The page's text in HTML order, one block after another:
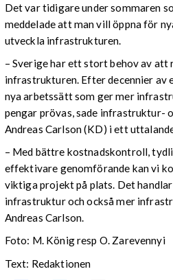
Det var tidigare under sommaren
meddelade att man vill öppna för
utveckla infrastrukturen.
– Sverige har ett stort behov av att
infrastrukturen. Efter decennier av
nya arbetssätt som ger mer
pengar prövas, sade infrastruktur-
Andreas Carlson (KD) i ett
– Med bättre kostnadskontroll,
effektivare genomförande kan vi
viktiga projekt på plats. Det
infrastruktur och också mer
Andreas Carlson.
Foto: M. König resp O. Zarevennyi
Text: Redaktionen